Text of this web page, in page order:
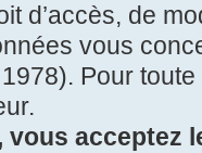
d’accès, de
vous
Pour
acceptez